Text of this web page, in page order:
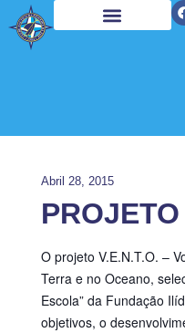
Abril 28, 2015
O projeto V.E.N.T.O. –
Terra e no Oceano,
Escola” da Fundação
objetivos, o